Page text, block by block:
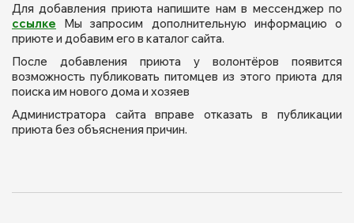
Для добавления приюта напишите нам в мессенджер по
ссылке Мы запросим дополнительную информацию о
приюте и добавим его в каталог сайта.
После добавления приюта у волонтёров появится
возможность публиковать питомцев из этого приюта для
поиска им нового дома и хозяев
Администратора сайта вправе отказать в публикации
приюта без объяснения причин.